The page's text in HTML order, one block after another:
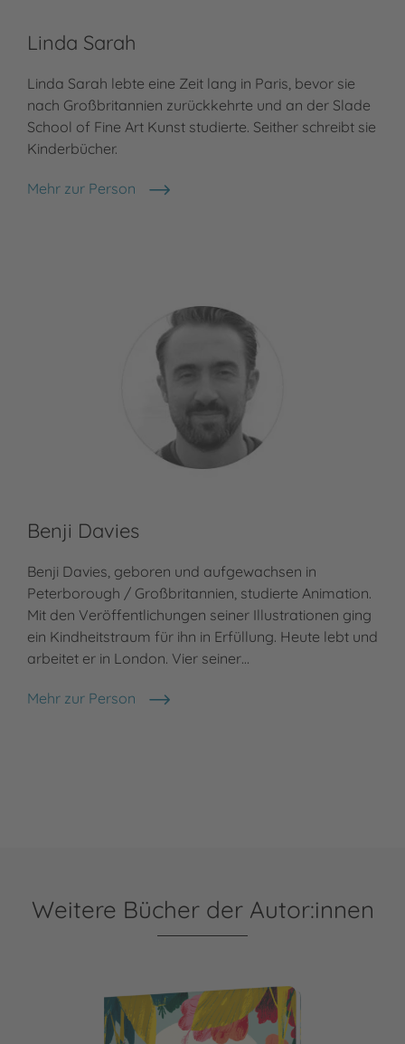
Linda Sarah
Linda Sarah lebte eine Zeit lang in Paris, bevor sie
nach Großbritannien zurückkehrte und an der Slade
School of Fine Art Kunst studierte. Seither schreibt sie
Kinderbücher.
Mehr zur Person
Linda Sarah
Benji Davies
Benji Davies, geboren und aufgewachsen in
Peterborough / Großbritannien, studierte Animation.
Mit den Veröffentlichungen seiner Illustrationen ging
ein Kindheitstraum für ihn in Erfüllung. Heute lebt und
arbeitet er in London. Vier seiner…
Mehr zur Person
Benji Davies
Weitere Bücher der Autor:innen